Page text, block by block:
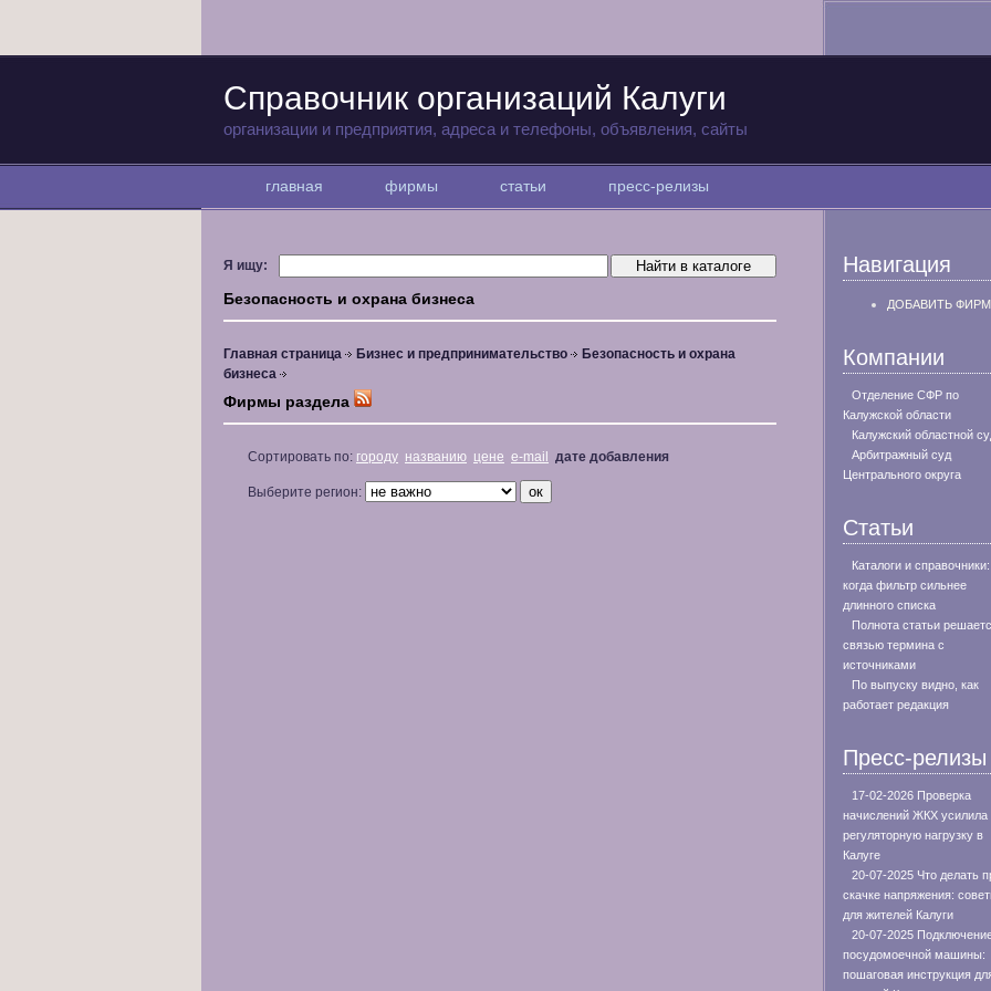
Справочник организаций Калуги
организации и предприятия, адреса и телефоны, объявления, сайты
главная фирмы статьи пресс-релизы
Я ищу:
Безопасность и охрана бизнеса
Главная страница Бизнес и предпринимательство
Безопасность и охрана
бизнеса
Фирмы раздела
Сортировать по: городу названию цене e-mail дате добавления
Выберите регион:
Навигация
ДОБАВИТЬ
Компании
Отделение СФР по
Калужской области
Калужский областной
Арбитражный суд
Центрального округа
Статьи
Каталоги и справочники:
когда фильтр сильнее
длинного списка
Полнота статьи
связью термина с
источниками
По выпуску видно, как
работает редакция
Пресс-релизы
17-02-2026 Проверка
начислений ЖКХ усилила
регуляторную нагрузку в
Калуге
20-07-2025 Что делать
скачке напряжения:
для жителей Калуги
20-07-2025
посудомоечной машины:
пошаговая инструкция